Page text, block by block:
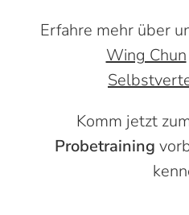
Erfahre mehr über
Wing Chun
Komm jetzt
Probetraining